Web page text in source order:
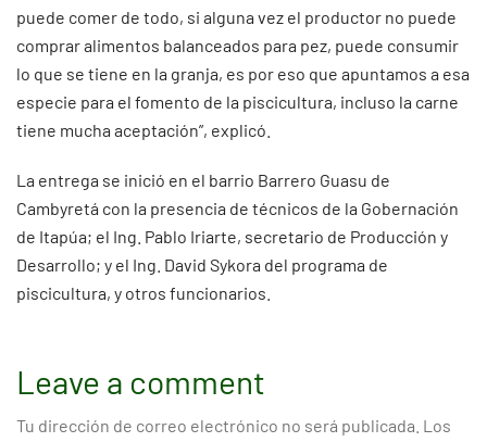
puede comer de todo, si alguna vez el productor no puede
comprar alimentos balanceados para pez, puede consumir
lo que se tiene en la granja, es por eso que apuntamos a esa
especie para el fomento de la piscicultura, incluso la carne
tiene mucha aceptación”, explicó.
La entrega se inició en el barrio Barrero Guasu de
Cambyretá con la presencia de técnicos de la Gobernación
de Itapúa; el Ing. Pablo Iriarte, secretario de Producción y
Desarrollo; y el Ing. David Sykora del programa de
piscicultura, y otros funcionarios.
Leave a comment
Tu dirección de correo electrónico no será publicada. Los